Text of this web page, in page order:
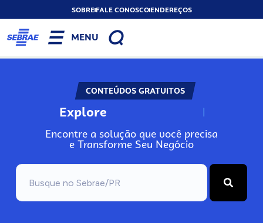
SOBREFALE CONOSCOENDEREÇOS
MENU
CONTEÚDOS GRATUITOS
Explore N
Encontre a solução que você precisa
e Transforme Seu Negócio